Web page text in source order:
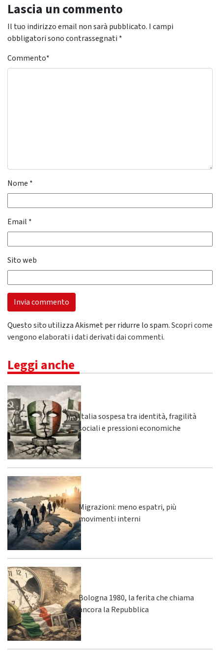
Lascia un commento
Il tuo indirizzo email non sarà pubblicato. I campi
obbligatori sono contrassegnati *
Commento*
Nome *
Email *
Sito web
Questo sito utilizza Akismet per ridurre lo spam.Scopri come
vengono elaborati i dati derivati dai commenti.
Leggi anche
Italia sospesa tra identità, fragilità
sociali e pressioni economiche
Migrazioni: meno espatri, più
movimenti interni
Bologna 1980, la ferita che chiama
ancora la Repubblica